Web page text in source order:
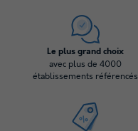
Le plus grand choix
avec plus de 4000
établissements référencés